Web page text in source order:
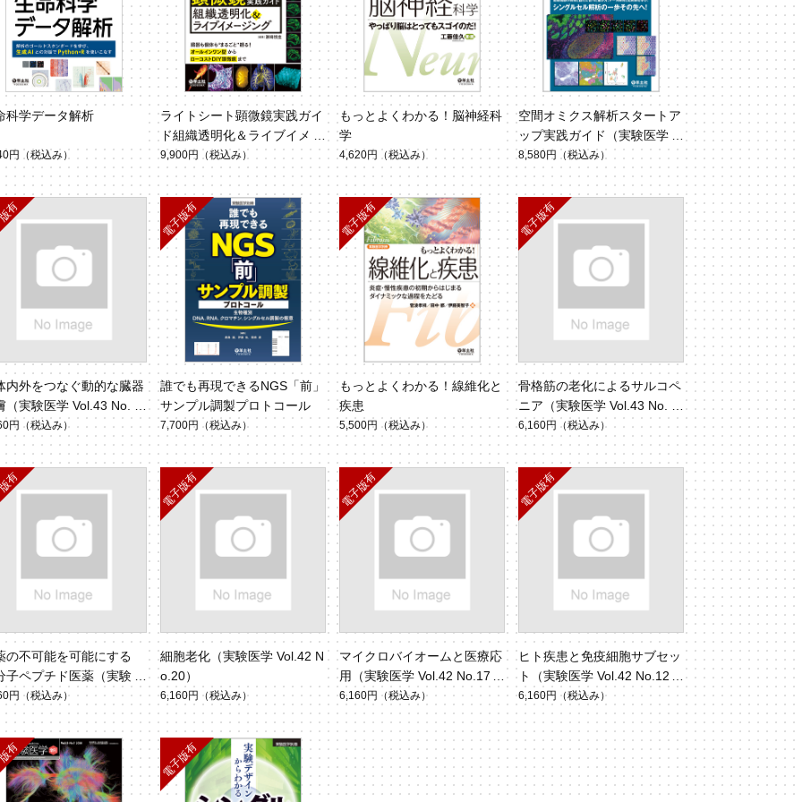
科学データ解析
円 （税込み）
ライトシート顕微鏡実践ガイ
ド組織透明化＆ライブイメー
ジング
9,900円 （税込み）
もっとよくわかる！脳神経科
学
4,620円 （税込み）
空間オミクス解析スタートア
ップ実践ガイド（実験医学別
冊 最強のステップUPシリー
ズ）
8,580円 （税込み）
内外をつなぐ動的な臓器
（実験医学 Vol.43 No.
円 （税込み）
誰でも再現できるNGS「前」
サンプル調製プロトコール
7,700円 （税込み）
もっとよくわかる！線維化と
疾患
5,500円 （税込み）
骨格筋の老化によるサルコペ
ニア（実験医学 Vol.43 No.
5）
6,160円 （税込み）
の不可能を可能にする
子ペプチド医薬（実験医
No.2）
円 （税込み）
細胞老化（実験医学 Vol.42 N
o.20）
6,160円 （税込み）
マイクロバイオームと医療応
用（実験医学 Vol.42 No.17）
6,160円 （税込み）
ヒト疾患と免疫細胞サブセッ
ト（実験医学 Vol.42 No.12）
6,160円 （税込み）